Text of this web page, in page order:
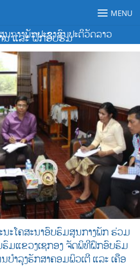
ນກາງພັກປະຊາຊົນປະຕິວັດລາວ
MENU
ນ ແລະ ຝຶກອົບຮົມ
ະໂຄສະນາອົບຮົມສູນກາງພັກ ຮ່ວມ
ຮົມແຂວງເຊກອງ ຈັດພິທີຝຶກອົບຮົມ
ບຳລຸງຮັກສາຄອມພິວເຕີ ແລະ ເຄືອ